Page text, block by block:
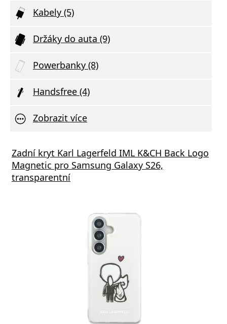
Kabely (5)
Držáky do auta (9)
Powerbanky (8)
Handsfree (4)
Zobrazit více
Zadní kryt Karl Lagerfeld IML K&CH Back Logo
Magnetic pro Samsung Galaxy S26,
transparentní
Nabíječka Xiaomi MDY-11-EZ 3A 33W